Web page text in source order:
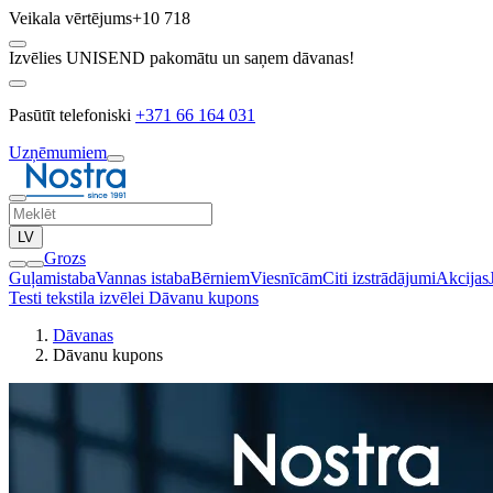
Veikala vērtējums+10 718
Izvēlies UNISEND pakomātu un saņem dāvanas!
Pasūtīt telefoniski +371 66 164 031
Uzņēmumiem
LV
Grozs
GuļamistabaVannas istabaBērniemViesnīcāmCiti izstrādājumiAkcijas
Testi tekstila izvēlei Dāvanu kupons
Dāvanas
Dāvanu kupons